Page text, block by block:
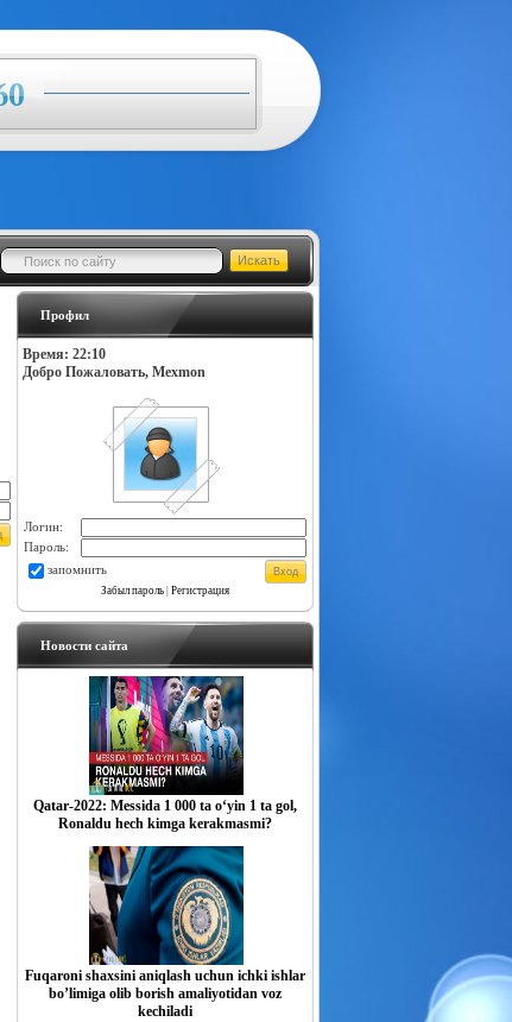
Профил
Время: 22:10
Добро Пожаловать, Mexmon
Логин:
Пароль:
запомнить
Забыл пароль| Регистрация
Новости сайта
Qatar-2022: Messida 1 000 ta o‘yin 1 ta gol,
Ronaldu hech kimga kerakmasmi?
Fuqaroni shaxsini aniqlash uchun ichki ishlar
boʼlimiga olib borish amaliyotidan voz
kechiladi